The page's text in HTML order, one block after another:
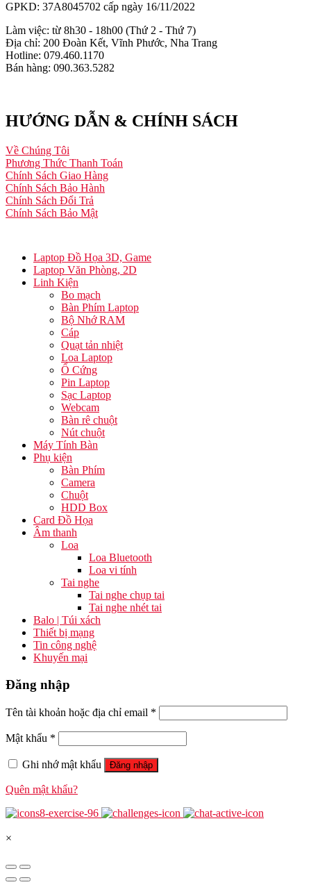
GPKD: 37A8045702 cấp ngày 16/11/2022
Làm việc: từ 8h30 - 18h00 (Thứ 2 - Thứ 7)
Địa chỉ: 200 Đoàn Kết, Vĩnh Phước, Nha Trang
Hotline: 079.460.1170
Bán hàng: 090.363.5282
HƯỚNG DẪN & CHÍNH SÁCH
Về Chúng Tôi
Phương Thức Thanh Toán
Chính Sách Giao Hàng
Chính Sách Bảo Hành
Chính Sách Đổi Trả
Chính Sách Bảo Mật
Laptop Đồ Họa 3D, Game
Laptop Văn Phòng, 2D
Linh Kiện
Bo mạch
Bàn Phím Laptop
Bộ Nhớ RAM
Cáp
Quạt tản nhiệt
Loa Laptop
Ổ Cứng
Pin Laptop
Sạc Laptop
Webcam
Bàn rê chuột
Nút chuột
Máy Tính Bàn
Phụ kiện
Bàn Phím
Camera
Chuột
HDD Box
Card Đồ Họa
Âm thanh
Loa
Loa Bluetooth
Loa vi tính
Tai nghe
Tai nghe chụp tai
Tai nghe nhét tai
Balo | Túi xách
Thiết bị mạng
Tin công nghệ
Khuyến mại
Đăng nhập
Tên tài khoản hoặc địa chỉ email *
Mật khẩu *
Ghi nhớ mật khẩu Đăng nhập
Quên mật khẩu?
×